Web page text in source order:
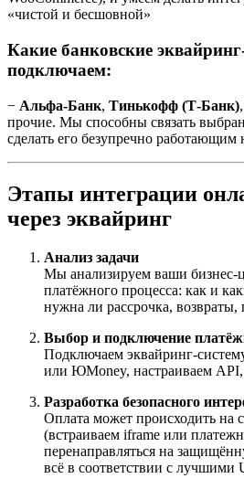
«чистой и бесшовной»
Какие банковские
подключаем:
− Альфа-Банк, Тинькофф (Т-Банк),
прочие. Мы способны связать
сделать его безупречно работающим
Этапы интеграции
через эквайринг
Анализ задачи
Мы анализируем ваши бизнес-
платёжного процесса: как и
нужна ли рассрочка, возвраты,
Выбор и подключение
Подключаем эквайринг-
или ЮMoney, настраиваем
Разработка безопасного
Оплата может происходить на
(встраиваем iframe или
перенаправляться на
всё в соответствии с лучшими